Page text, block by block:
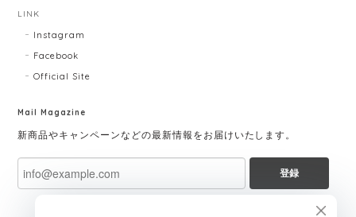
LINK
Instagram
Facebook
Official Site
Mail Magazine
新商品やキャンペーンなどの最新情報をお届けいたします。
登録